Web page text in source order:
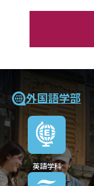
外国語学部
英語学科